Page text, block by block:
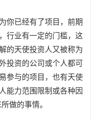
你已经有了项目，前期
行业有一定的门槛，这
的天使投资人又被称为
投资的公司或个人都可
参与的项目，也有天使
能力范围限制或各种因
做的事情。